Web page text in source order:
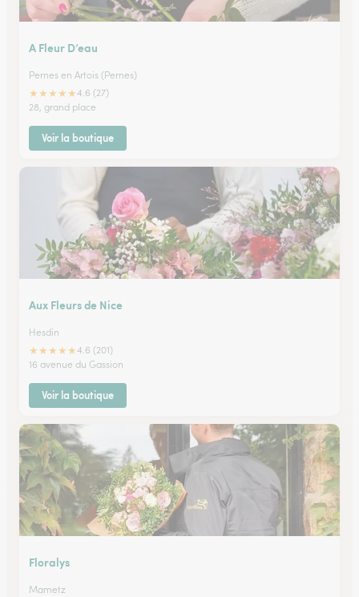
A Fleur D’eau
Pernes en Artois (Pernes)
★★★★★4.6 (27)
28, grand place
Voir la boutique
Aux Fleurs de Nice
Hesdin
★★★★★4.6 (201)
16 avenue du Gassion
Voir la boutique
Floralys
Mametz